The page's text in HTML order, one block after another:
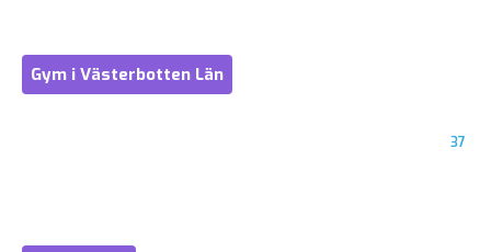
Gym i Västerbotten Län
37